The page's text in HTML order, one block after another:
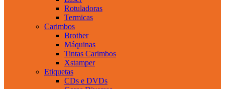
Rotuladoras
Termicas
Carimbos
Brother
Máquinas
Tintas Carimbos
Xstamper
Etiquetas
CDs e DVDs